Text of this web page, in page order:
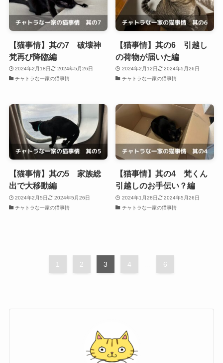
【猫事情】其の7 破壊神
梵再び降臨編
2024年2月18日
2024年5月26日
チャトラな一家の猫事情
【猫事情】其の6 引越し
の荷物が届いた編
2024年2月12日
2024年5月26日
チャトラな一家の猫事情
【猫事情】其の5 家族総
出で大移動編
2024年2月5日
2024年5月26日
チャトラな一家の猫事情
【猫事情】其の4 梵くん
引越しのお手伝い？編
2024年1月28日
2024年5月26日
チャトラな一家の猫事情
1 2 3 4 ... 6